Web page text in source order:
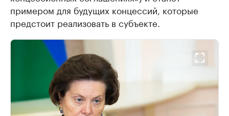
примером для будущих концессий, которые
предстоит реализовать в субъекте.